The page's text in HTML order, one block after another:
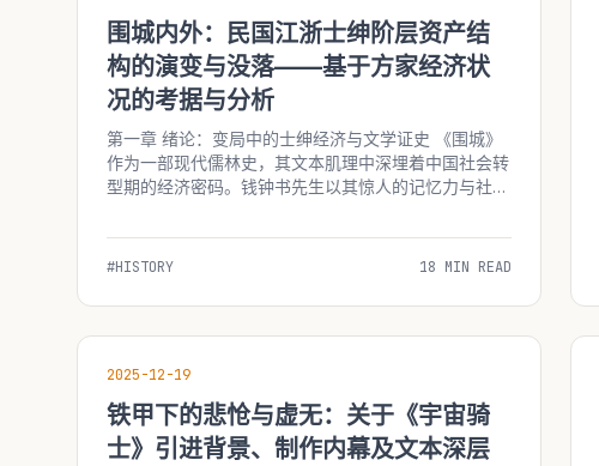
围城内外：民国江浙士绅阶层资产结
构的演变与没落——基于方家经济状
况的考据与分析
第一章 绪论：变局中的士绅经济与文学证史 《围城》
作为一部现代儒林史，其文本肌理中深埋着中国社会转
型期的经济密码。钱钟书先生以其惊人的记忆力与社会
了抗战前后（1937-1949）江浙士绅阶层所面临的经济
崩塌。这一阶层，曾是传统中国社会的稳定器，拥有土
#HISTORY 18 MIN READ
2025-12-19
铁甲下的悲怆与虚无：关于《宇宙骑
士》引进背景、制作内幕及文本深层